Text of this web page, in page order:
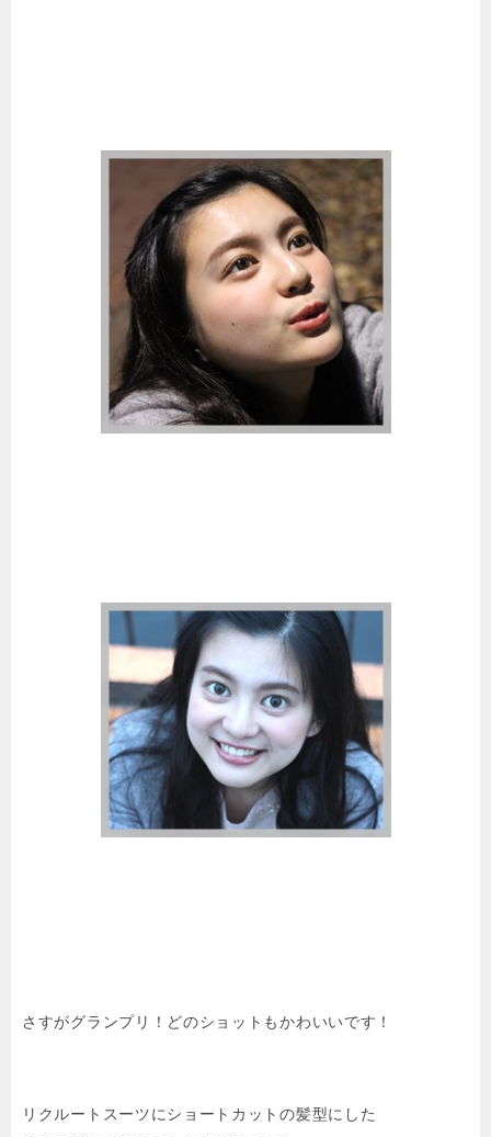
さすがグランプリ！どのショットもかわいいです！
リクルートスーツにショートカットの髪型にした